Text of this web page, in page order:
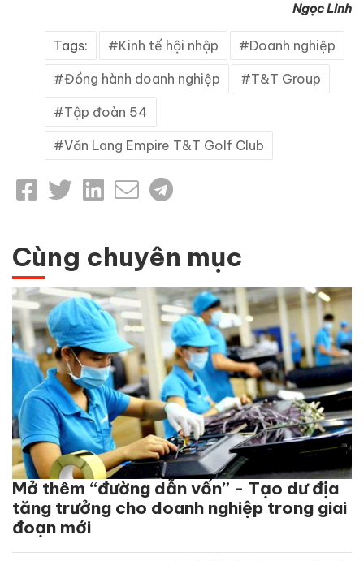
Ngọc Linh
Tags: Kinh tế hội nhập Doanh nghiệp
Đồng hành doanh nghiệp T&T Group
Tập đoàn 54
Văn Lang Empire T&T Golf Club
Cùng chuyên mục
Mở thêm “đường dẫn vốn” - Tạo dư địa
tăng trưởng cho doanh nghiệp trong giai
đoạn mới